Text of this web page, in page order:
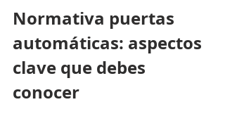
Normativa puertas
automáticas: aspectos
clave que debes
conocer